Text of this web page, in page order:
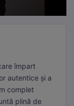
împart
autentice și a
complet
plină de